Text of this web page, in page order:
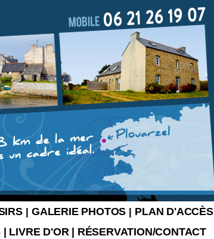
| GALERIE PHOTOS | PLAN D'ACCÈS
| LIVRE D'OR| RÉSERVATION/CONTACT